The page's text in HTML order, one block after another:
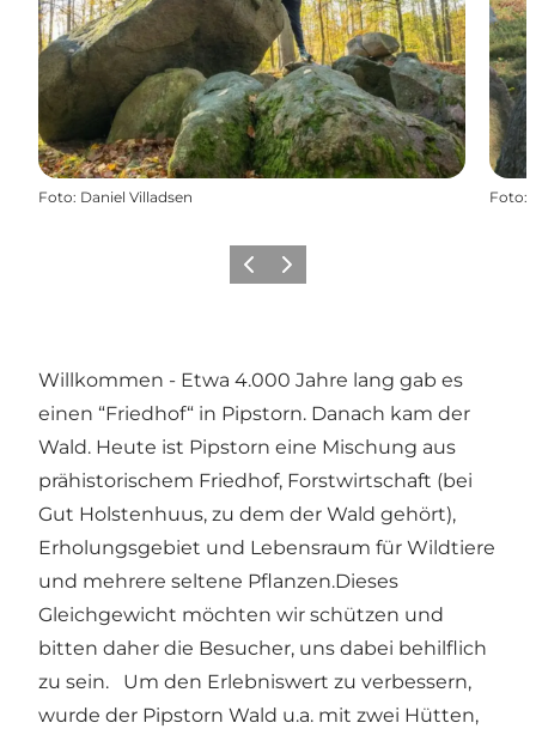
Foto: Daniel Villadsen Foto:
ZurückWeiter
Willkommen - Etwa 4.000 Jahre lang gab es
einen “Friedhof“ in Pipstorn. Danach kam der
Wald. Heute ist Pipstorn eine Mischung aus
prähistorischem Friedhof, Forstwirtschaft (bei
Gut Holstenhuus, zu dem der Wald gehört),
Erholungsgebiet und Lebensraum für Wildtiere
und mehrere seltene Pflanzen.Dieses
Gleichgewicht möchten wir schützen und
bitten daher die Besucher, uns dabei behilflich
zu sein. Um den Erlebniswert zu verbessern,
wurde der Pipstorn Wald u.a. mit zwei Hütten,